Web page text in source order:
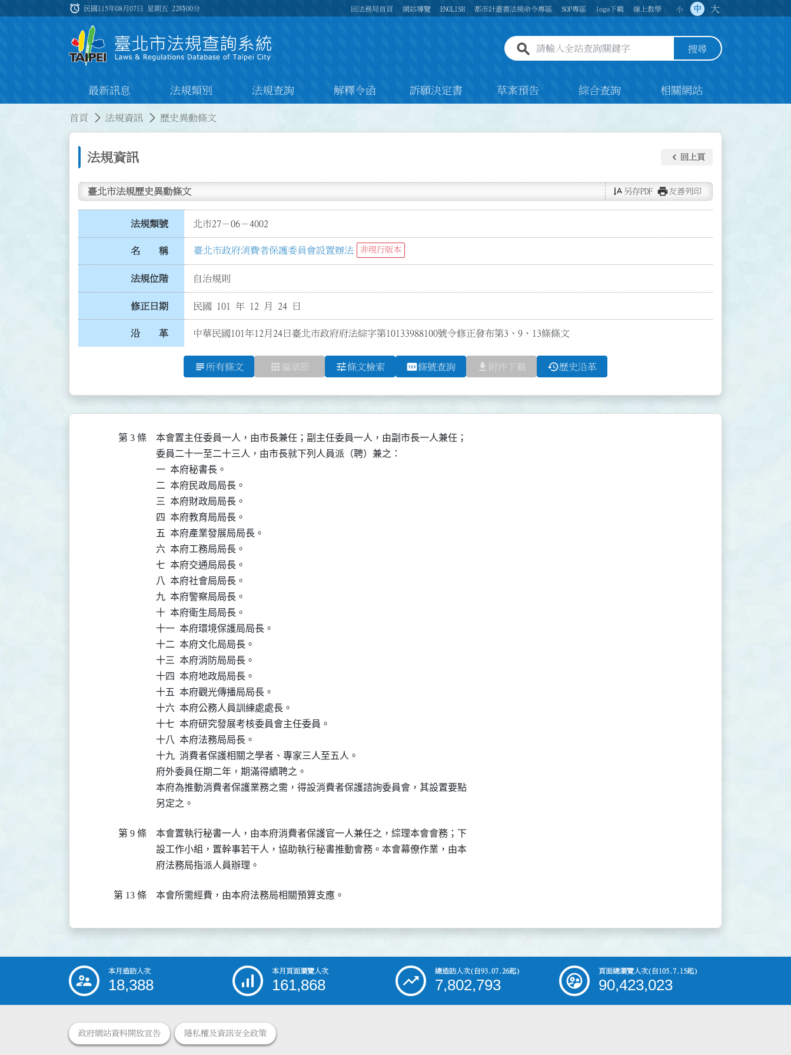
:::
alarm 民國115年08月07日 星期五22時00分 回法務局首頁 網站導覽 ENGLISH 都市計畫書法規命令專區 SOP專區 logo下載 線上教學 小 中 大
全站查詢關鍵字欄位 搜尋
最新訊息 法規類別 法規查詢 解釋令函 訴願決定書 草案預告 綜合查詢 相關網站
首頁 法規資訊 歷史異動條文
法規資訊 keyboard_arrow_left 回上頁
臺北市法規歷史異動條文 text_rotate_vertical 另存PDF print友善列印
法規類號 北市27－06－4002
名 稱 臺北市政府消費者保護委員會設置辦法 非現行版本
法規位階 自治規則
修正日期 民國 101 年 12 月 24 日
沿 革 中華民國101年12月24日臺北市政府府法綜字第10133988100號令修正發布第3、9、13條條文
subject 所有條文 apps 編章節 tune條文檢索 pin條號查詢 file_download 附件下載 history歷史沿革
第 3 條
本會置主任委員一人，由市長兼任；副主任委員一人，由副市長一人兼任；
委員二十一至二十三人，由市長就下列人員派（聘）兼之：
一  本府秘書長。
二  本府民政局局長。
三  本府財政局局長。
四  本府教育局局長。
五  本府產業發展局局長。
六  本府工務局局長。
七  本府交通局局長。
八  本府社會局局長。
九  本府警察局局長。
十  本府衛生局局長。
十一  本府環境保護局局長。
十二  本府文化局局長。
十三  本府消防局局長。
十四  本府地政局局長。
十五  本府觀光傳播局局長。
十六  本府公務人員訓練處處長。
十七  本府研究發展考核委員會主任委員。
十八  本府法務局局長。
十九  消費者保護相關之學者、專家三人至五人。
府外委員任期二年，期滿得續聘之。
本府為推動消費者保護業務之需，得設消費者保護諮詢委員會，其設置要點
另定之。
第 9 條
本會置執行秘書一人，由本府消費者保護官一人兼任之，綜理本會會務；下
設工作小組，置幹事若干人，協助執行秘書推動會務。本會幕僚作業，由本
府法務局指派人員辦理。
第 13 條 本會所需經費，由本府法務局相關預算支應。
::: 本月造訪人次
18,388
本月頁面瀏覽人次
161,868
總造訪人次(自93.07.26起)
7,802,793
頁面總瀏覽人次(自105.7.15起)
90,423,023
政府網站資料開放宣告 隱私權及資訊安全政策